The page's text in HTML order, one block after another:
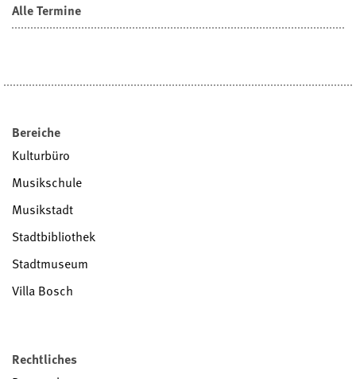
Alle Termine
Bereiche
Kulturbüro
Musikschule
Musikstadt
Stadtbibliothek
Stadtmuseum
Villa Bosch
Rechtliches